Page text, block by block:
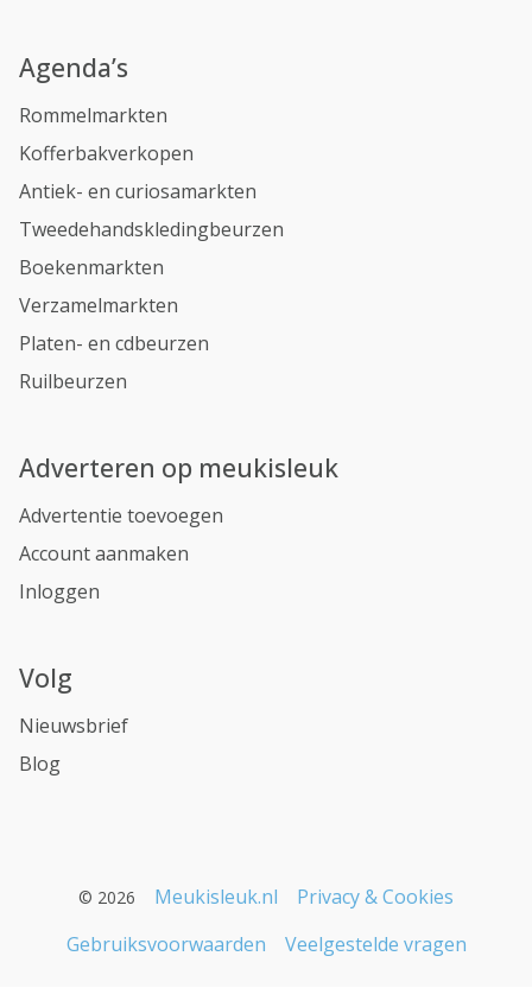
Agenda’s
Rommelmarkten
Kofferbakverkopen
Antiek- en curiosamarkten
Tweedehandskledingbeurzen
Boekenmarkten
Verzamelmarkten
Platen- en cdbeurzen
Ruilbeurzen
Adverteren op meukisleuk
Advertentie toevoegen
Account aanmaken
Inloggen
Volg
Nieuwsbrief
Blog
© 2026 Meukisleuk.nl
Privacy & Cookies
Gebruiksvoorwaarden
Veelgestelde vragen